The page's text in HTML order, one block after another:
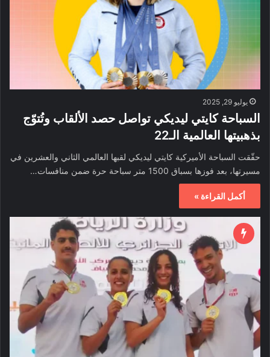
يوليو 29, 2025
السباحة كايتي ليديكي تواصل حصد الألقاب وتُتوّج
بذهبيتها العالمية الـ22
حقّقت السباحة الأميركية كايتي ليديكي لقبها العالمي الثاني والعشرين في
مسيرتها، بعد فوزها بسباق 1500 متر سباحة حرة ضمن منافسات…
أكمل القراءة »